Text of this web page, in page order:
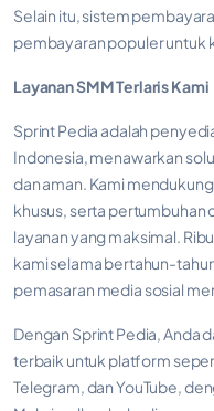
Selain itu, sistem
pembayaran populer untuk
Layanan SMM Terlaris Kami
Sprint Pedia adalah
Indonesia, menawarkan
dan aman. Kami
khusus, serta pertumbuhan
layanan yang maksimal.
kami selama bertahun-
pemasaran media sosial
Dengan Sprint Pedia, Anda
terbaik untuk platform
Telegram, dan YouTube,